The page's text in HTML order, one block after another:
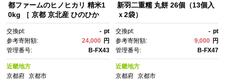
都ファームのヒノヒカリ 精米1
0kg ［ 京都 京北産 ひのひか
め お取り寄せ 通販 送料無料 ふ
るさと納税 ］
交換pt: - pt
参考寄附額:
24,000 円
管理番号:
B-FX43
近畿地方
京都府
京都市
新羽二重糯 丸餅 26個（13個入
ｘ2袋）
交換pt: - pt
参考寄附額:
9,000 円
管理番号:
B-FX47
近畿地方
京都府 京都市